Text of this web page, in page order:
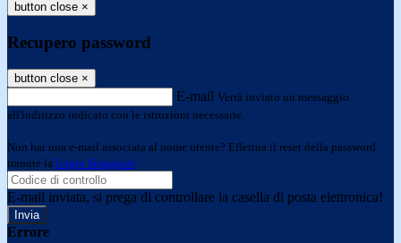
button close ×
Recupero password
button close ×
E-mail Verrà inviato un messaggio
all'indirizzo indicato con le istruzioni necessarie.
Non hai una e-mail associata al nome utente? Effettua il reset della password
tramite la Login Spaggiari
E-mail inviata, si prega di controllare la casella di posta elettronica!
Errore